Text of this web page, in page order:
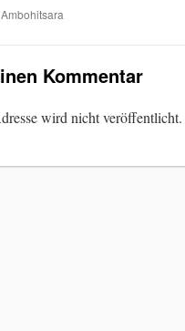
Kommentar
wird nicht veröffentlicht.